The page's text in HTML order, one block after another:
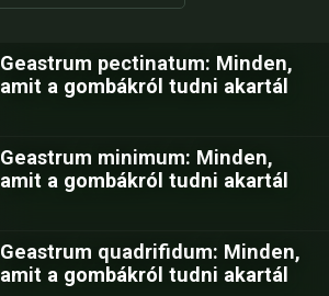
Geastrum pectinatum: Minden,
amit a gombákról tudni akartál
Geastrum minimum: Minden,
amit a gombákról tudni akartál
Geastrum quadrifidum: Minden,
amit a gombákról tudni akartál